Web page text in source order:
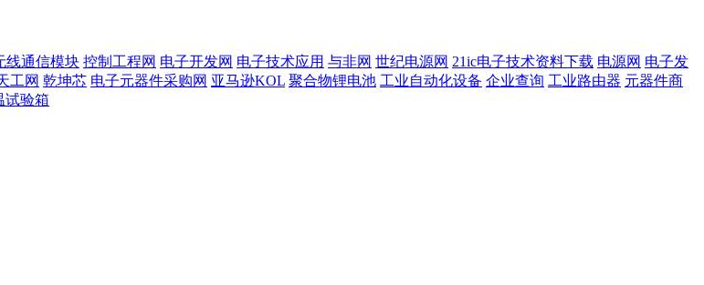
线通信模块 控制工程网 电子开发网 电子技术应用 与非网 世纪电源网 21ic电子技术资料下载 电源网 电子发
工网 乾坤芯 电子元器件采购网 亚马逊KOL 聚合物锂电池 工业自动化设备 企业查询 工业路由器 元器件商
试验箱